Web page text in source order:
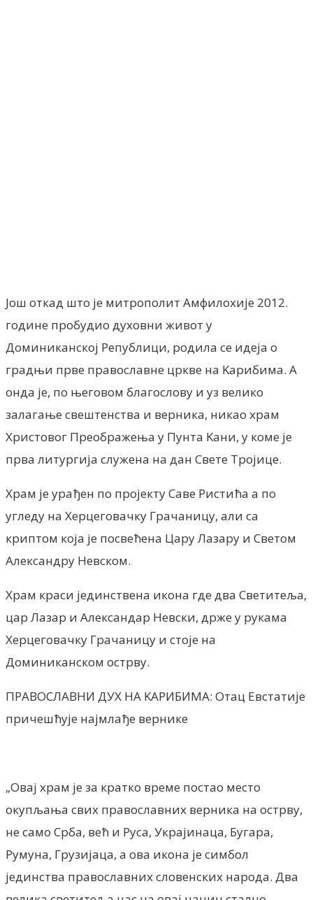
Још откад што је митрополит Амфилохије 2012.
године пробудио духовни живот у
Доминиканској Републици, родила се идеја о
градњи прве православне цркве на Kарибима. А
онда је, по његовом благослову и уз велико
залагање свештенства и верника, никао храм
Христовог Преображења у Пунта Kани, у коме је
прва литургија служена на дан Свете Тројице.
Храм је урађен по пројекту Саве Ристића а по
угледу на Херцеговачку Грачаницу, али са
криптом која је посвећена Цару Лазару и Светом
Александру Невском.
Храм краси јединствена икона где два Светитеља,
цар Лазар и Александар Невски, држе у рукама
Херцеговачку Грачаницу и стоје на
Доминиканском острву.
ПРАВОСЛАВНИ ДУХ НА KАРИБИМА: Отац Евстатије
причешћује најмлађе вернике
„Овај храм је за кратко време постао место
окупљања свих православних верника на острву,
не само Срба, већ и Руса, Украјинаца, Бугара,
Румуна, Грузијаца, а ова икона је симбол
јединства православних словенских народа. Два